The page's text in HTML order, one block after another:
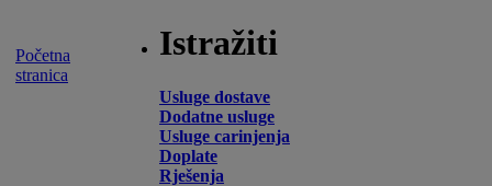
Početna
stranica
Istražiti
Usluge dostave
Dodatne usluge
Usluge carinjenja
Doplate
Rješenja